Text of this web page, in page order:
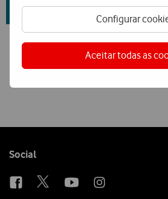
Configurar
Aceitar todas as
Saiba mais sobre as propriedades da
Ver condições Loja
Follow
Social